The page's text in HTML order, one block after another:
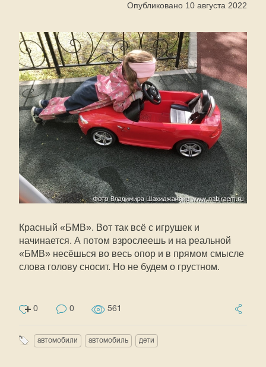
Опубликовано 10 августа 2022
Красный «БМВ». Вот так всё с игрушек и
начинается. А потом взрослеешь и на реальной
«БМВ» несёшься во весь опор и в прямом смысле
слова голову сносит. Но не будем о грустном.
0 0 561
автомобили автомобиль дети